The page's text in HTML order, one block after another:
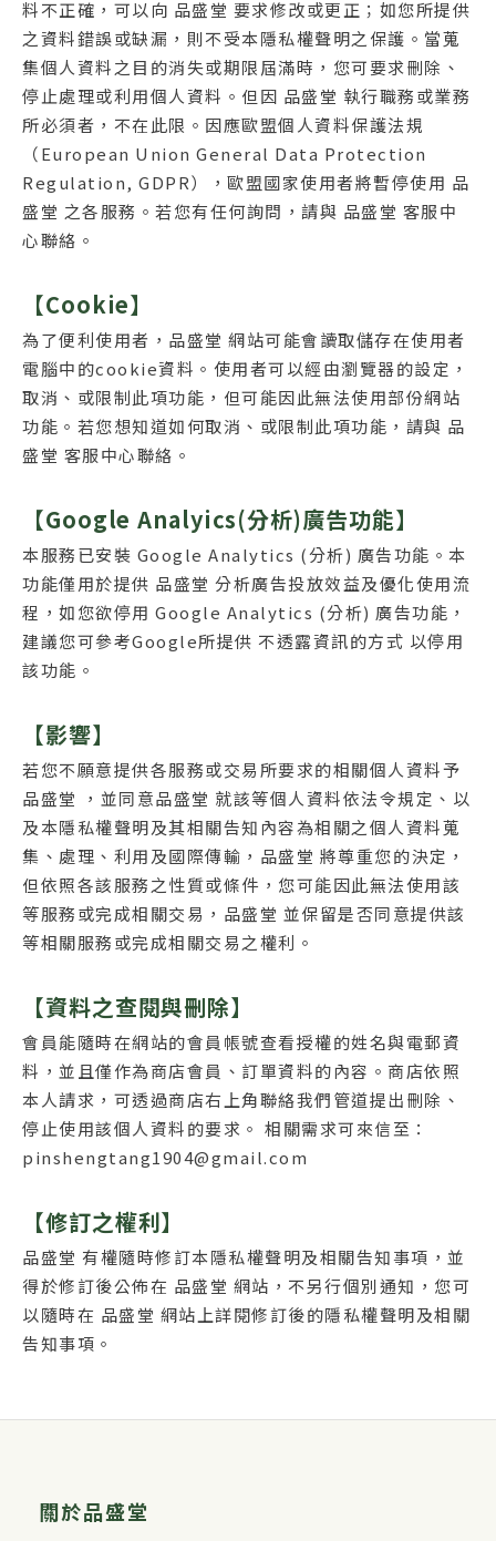
料不正確，可以向 品盛堂 要求修改或更正；如您所提供
之資料錯誤或缺漏，則不受本隱私權聲明之保護。當蒐
集個人資料之目的消失或期限屆滿時，您可要求刪除、
停止處理或利用個人資料。但因 品盛堂 執行職務或業務
所必須者，不在此限。因應歐盟個人資料保護法規
（European Union General Data Protection
Regulation, GDPR），歐盟國家使用者將暫停使用 品
盛堂 之各服務。若您有任何詢問，請與 品盛堂 客服中
心聯絡。
【Cookie】
為了便利使用者，品盛堂 網站可能會讀取儲存在使用者
電腦中的cookie資料。使用者可以經由瀏覽器的設定，
取消、或限制此項功能，但可能因此無法使用部份網站
功能。若您想知道如何取消、或限制此項功能，請與 品
盛堂 客服中心聯絡。
【Google Analyics(分析)廣告功能】
本服務已安裝 Google Analytics (分析) 廣告功能。本
功能僅用於提供 品盛堂 分析廣告投放效益及優化使用流
程，如您欲停用 Google Analytics (分析) 廣告功能，
建議您可參考Google所提供 不透露資訊的方式 以停用
該功能。
【影響】
若您不願意提供各服務或交易所要求的相關個人資料予
品盛堂 ，並同意品盛堂 就該等個人資料依法令規定、以
及本隱私權聲明及其相關告知內容為相關之個人資料蒐
集、處理、利用及國際傳輸，品盛堂 將尊重您的決定，
但依照各該服務之性質或條件，您可能因此無法使用該
等服務或完成相關交易，品盛堂 並保留是否同意提供該
等相關服務或完成相關交易之權利。
【資料之查閱與刪除】
會員能隨時在網站的會員帳號查看授權的姓名與電郵資
料，並且僅作為商店會員、訂單資料的內容。商店依照
本人請求，可透過商店右上角聯絡我們管道提出刪除、
停止使用該個人資料的要求。 相關需求可來信至：
pinshengtang1904@gmail.com
【修訂之權利】
品盛堂 有權隨時修訂本隱私權聲明及相關告知事項，並
得於修訂後公佈在 品盛堂 網站，不另行個別通知，您可
以隨時在 品盛堂 網站上詳閱修訂後的隱私權聲明及相關
告知事項。
關於品盛堂